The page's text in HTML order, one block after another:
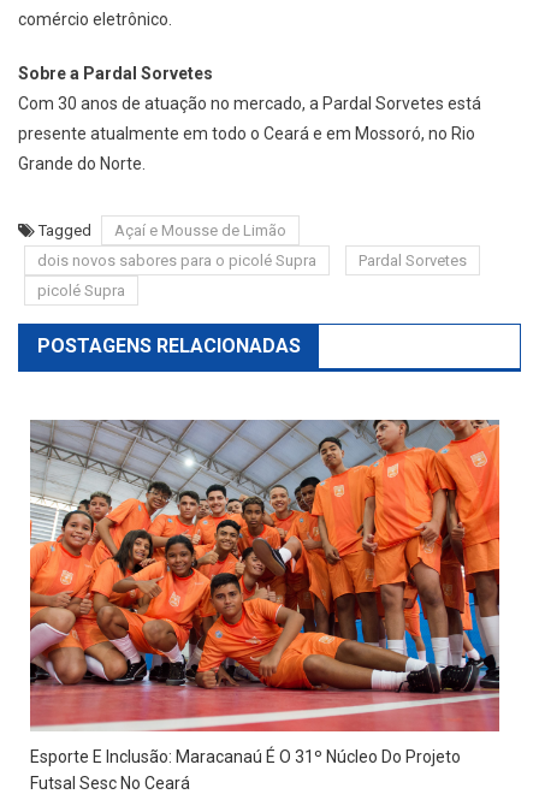
comércio eletrônico.
Sobre a Pardal Sorvetes
Com 30 anos de atuação no mercado, a Pardal Sorvetes está
presente atualmente em todo o Ceará e em Mossoró, no Rio
Grande do Norte.
Tagged
Açaí e Mousse de Limão
dois novos sabores para o picolé Supra
Pardal Sorvetes
picolé Supra
POSTAGENS RELACIONADAS
Esporte E Inclusão: Maracanaú É O 31º Núcleo Do Projeto
Futsal Sesc No Ceará